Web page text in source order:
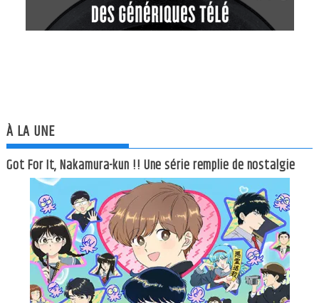
À LA UNE
Got For It, Nakamura-kun !! Une série remplie de nostalgie